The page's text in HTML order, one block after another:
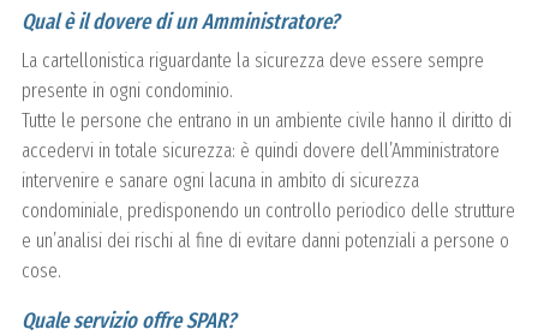
Qual è il dovere di un Amministratore?
La cartellonistica riguardante la sicurezza deve essere sempre
presente in ogni condominio.
Tutte le persone che entrano in un ambiente civile hanno il diritto di
accedervi in totale sicurezza: è quindi dovere dell’Amministratore
intervenire e sanare ogni lacuna in ambito di sicurezza
condominiale, predisponendo un controllo periodico delle strutture
e un’analisi dei rischi al fine di evitare danni potenziali a persone o
cose.
Quale servizio offre SPAR?